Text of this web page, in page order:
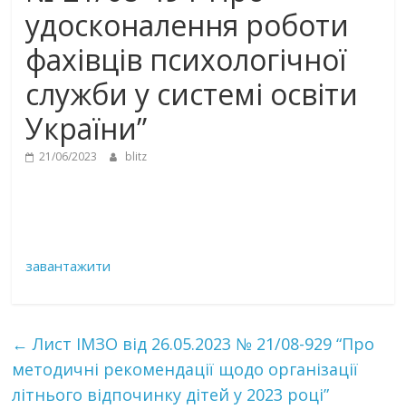
удосконалення роботи
фахівців психологічної
служби у системі освіти
України”
21/06/2023 blitz
завантажити
← Лист ІМЗО від 26.05.2023 № 21/08-929 “Про
методичні рекомендації щодо організації
літнього відпочинку дітей у 2023 році”